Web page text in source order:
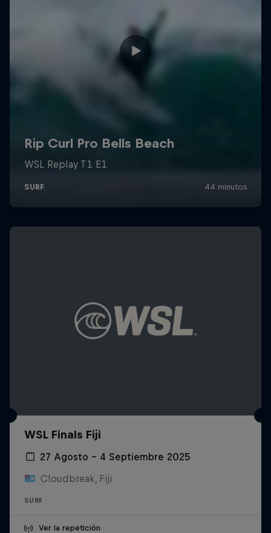
WSL Finals Fiji
27 Agosto – 4 Septiembre 2025
Cloudbreak, Fiji
SURF
Ver la repetición